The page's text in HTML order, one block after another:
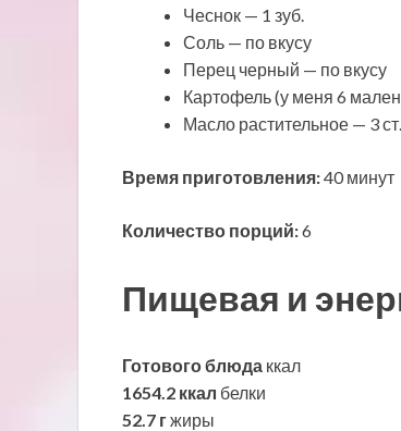
Чеснок — 1 зуб.
Соль — по вкусу
Перец черный — по вкусу
Картофель (у меня 6
Масло растительное — 3
Время приготовления:40 минут
Количество порций:6
Пищевая и
Готового блюда ккал
1654.2 ккал белки
52.7 гжиры